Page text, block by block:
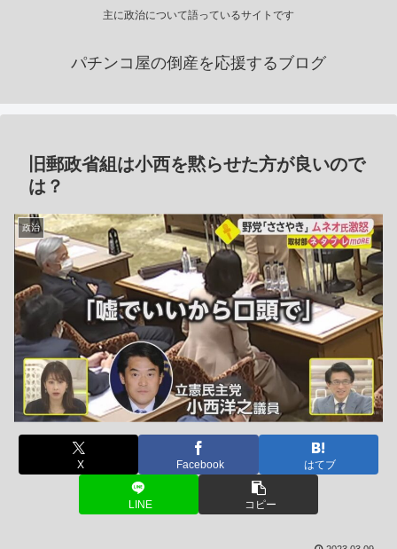
主に政治について語っているサイトです
パチンコ屋の倒産を応援するブログ
旧郵政省組は小西を黙らせた方が良いので
は？
政治
X Facebook はてブ
LINE コピー